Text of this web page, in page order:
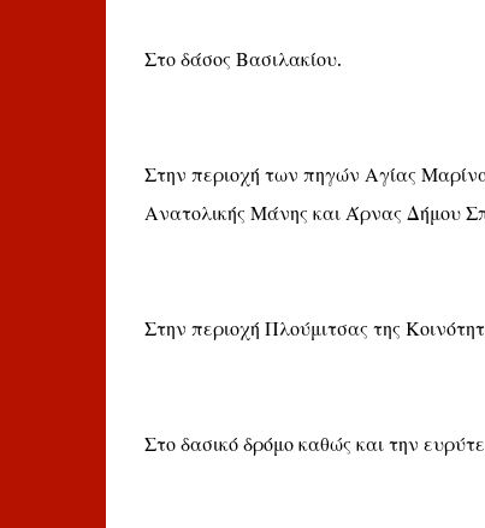
Στο δάσος Βασιλακίου.
Στην περιοχή των πηγών Αγίας
Ανατολικής Μάνης και Άρνας Δήμου
Στην περιοχή Πλούμιτσας της
Στο δασικό δρόμο καθώς και την